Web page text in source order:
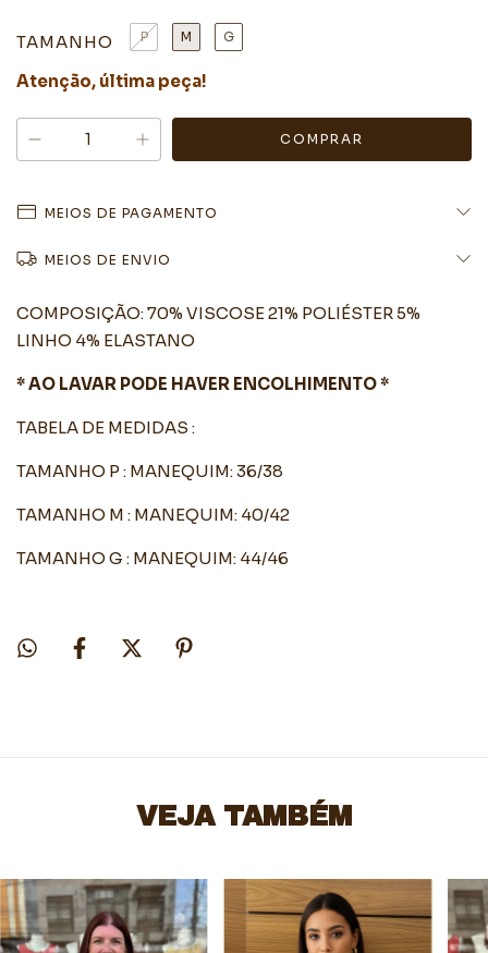
TAMANHO P M G
Atenção, última peça!
MEIOS DE PAGAMENTO
MEIOS DE ENVIO
COMPOSIÇÃO: 70% VISCOSE 21% POLIÉSTER 5%
LINHO 4% ELASTANO
* AO LAVAR PODE HAVER ENCOLHIMENTO *
TABELA DE MEDIDAS :
TAMANHO P : MANEQUIM: 36/38
TAMANHO M : MANEQUIM: 40/42
TAMANHO G : MANEQUIM: 44/46
VEJA TAMBÉM